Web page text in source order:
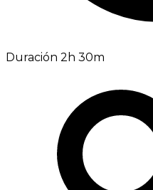
Duración 2h 30m